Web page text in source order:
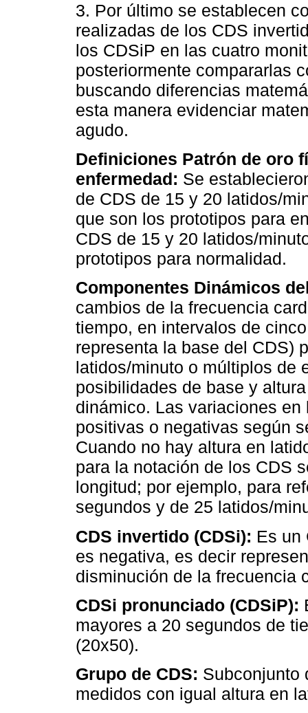
3. Por último se establecen
realizadas de los CDS
los CDSiP en las cuatro
posteriormente compararlas
buscando diferencias
esta manera evidenciar
agudo.
Definiciones Patrón de oro
enfermedad: Se
de CDS de 15 y 20 latidos/
que son los prototipos para
CDS de 15 y 20 latidos/
prototipos para normalidad.
Componentes Dinámicos
cambios de la frecuencia
tiempo, en intervalos de
representa la base del CDS)
latidos/minuto o múltiplos de
posibilidades de base y
dinámico. Las variaciones
positivas o negativas según
Cuando no hay altura en
para la notación de los CDS
longitud; por ejemplo, para
segundos y de 25 latidos/
CDS invertido (CDSi): Es un
es negativa, es decir
disminución de la frecuencia
CDSi pronunciado (CDSiP):
mayores a 20 segundos de
(20x50).
Grupo de CDS: Subconjunto
medidos con igual altura en